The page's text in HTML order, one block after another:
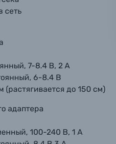
альбомы известных
(Комиссионные товары)
сеть
7-8.4 В, 2 А
6-8.4 В
(растягивается до 150 см)
адаптера
100-240 В, 1 А